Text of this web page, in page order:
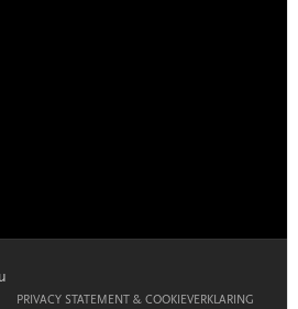
PRIVACY STATEMENT & COOKIEVERKLARING